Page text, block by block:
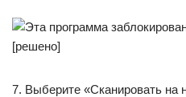
7. Выберите «Сканировать на